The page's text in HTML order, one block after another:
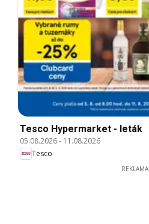
Tesco Hypermarket - leták
05.08.2026- 11.08.2026
Tesco
REKLAMA